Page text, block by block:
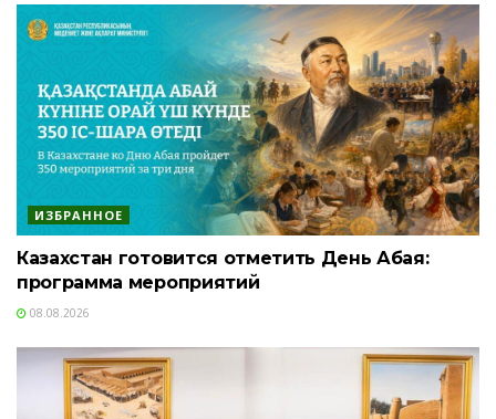
ИЗБРАННОЕ
Казахстан готовится отметить День Абая:
программа мероприятий
08.08.2026